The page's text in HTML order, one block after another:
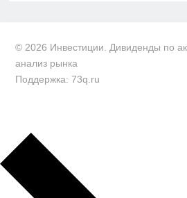
© 2026 Инвестиции. Дивиденды по
анализ рынка
Поддержка: 73q.ru